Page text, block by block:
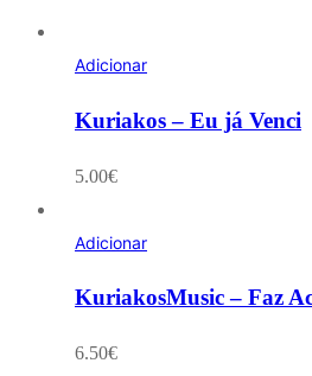
Adicionar
Kuriakos – Eu já Venci
5.00€
Adicionar
KuriakosMusic – Faz
6.50€